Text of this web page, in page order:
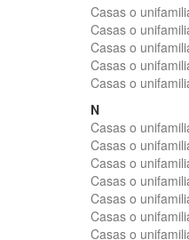
Casas o
Casas o
Casas o
Casas o
Casas o
N
Casas o
Casas o
Casas o
Casas o
Casas o
Casas o
Casas o